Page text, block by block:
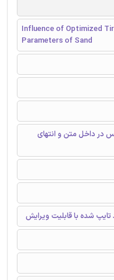
Influence of Optimized
Parameters of Sand
در داخل متن و انتهای